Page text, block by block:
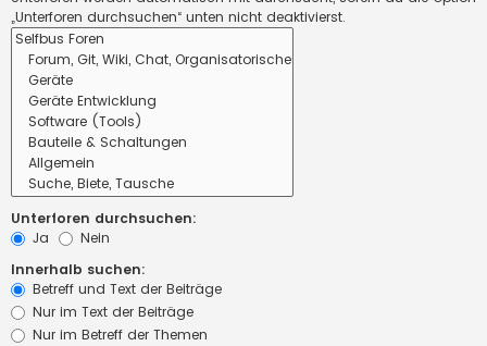
„Unterforen durchsuchen“ unten nicht deaktivierst.
Unterforen durchsuchen:
Ja
Nein
Innerhalb suchen:
Betreff und Text der Beiträge
Nur im Text der Beiträge
Nur im Betreff der Themen